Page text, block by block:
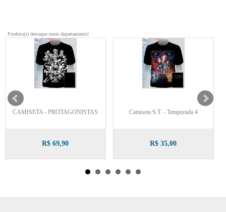
Produto(s) destaque neste departamento!
CAMISETA - PROTAGONISTAS
R$ 69,90
Camiseta S.T. - Temporada 4
R$ 35,00